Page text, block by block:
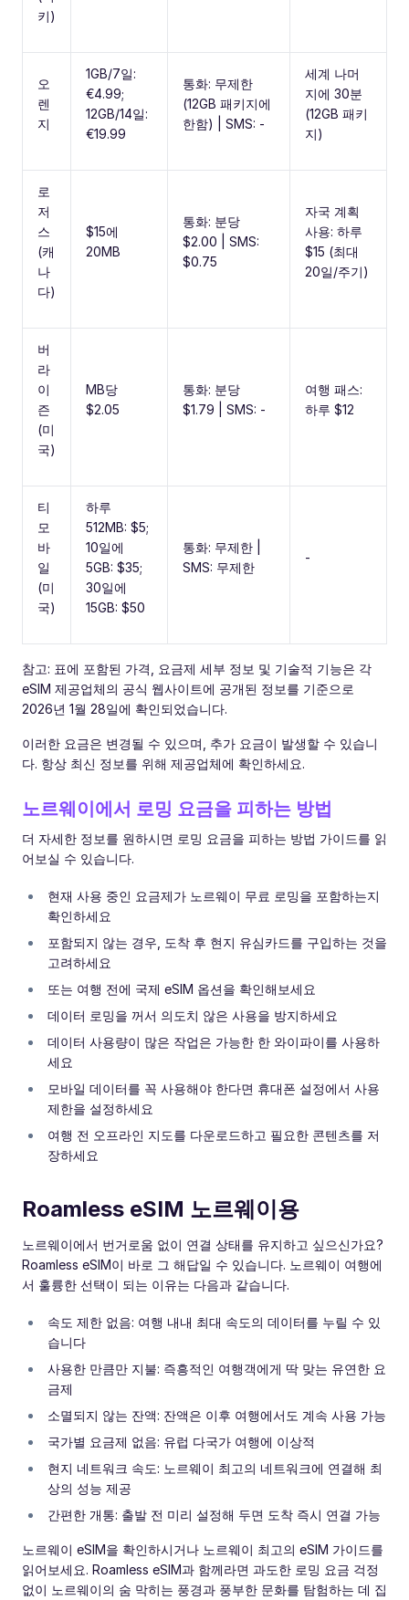
키)
오
렌
지
1GB/7일:
€4.99;
12GB/14일:
€19.99
통화: 무제한
(12GB 패키지에
한함) | SMS: -
세계 나머
지에 30분
(12GB 패키
지)
로
저
스
(캐
나
다)
$15에
20MB
통화: 분당
$2.00 | SMS:
$0.75
자국 계획
사용: 하루
$15 (최대
20일/주기)
버
라
이
즌
(미
국)
MB당
$2.05
통화: 분당
$1.79 | SMS: -
여행 패스:
하루 $12
티
모
바
일
(미
국)
하루
512MB: $5;
10일에
5GB: $35;
30일에
15GB: $50
통화: 무제한 |
SMS: 무제한
-
참고: 표에 포함된 가격, 요금제 세부 정보 및 기술적 기능은 각
eSIM 제공업체의 공식 웹사이트에 공개된 정보를 기준으로
2026년 1월 28일에 확인되었습니다.
이러한 요금은 변경될 수 있으며, 추가 요금이 발생할 수 있습니
다. 항상 최신 정보를 위해 제공업체에 확인하세요.
노르웨이에서 로밍 요금을 피하는 방법
더 자세한 정보를 원하시면 로밍 요금을 피하는 방법 가이드를 읽
어보실 수 있습니다.
현재 사용 중인 요금제가 노르웨이 무료 로밍을 포함하는지
확인하세요
포함되지 않는 경우, 도착 후 현지 유심카드를 구입하는 것을
고려하세요
또는 여행 전에 국제 eSIM 옵션을 확인해보세요
데이터 로밍을 꺼서 의도치 않은 사용을 방지하세요
데이터 사용량이 많은 작업은 가능한 한 와이파이를 사용하
세요
모바일 데이터를 꼭 사용해야 한다면 휴대폰 설정에서 사용
제한을 설정하세요
여행 전 오프라인 지도를 다운로드하고 필요한 콘텐츠를 저
장하세요
Roamless eSIM 노르웨이용
노르웨이에서 번거로움 없이 연결 상태를 유지하고 싶으신가요?
Roamless eSIM이 바로 그 해답일 수 있습니다. 노르웨이 여행에
서 훌륭한 선택이 되는 이유는 다음과 같습니다.
속도 제한 없음: 여행 내내 최대 속도의 데이터를 누릴 수 있
습니다
사용한 만큼만 지불: 즉흥적인 여행객에게 딱 맞는 유연한 요
금제
소멸되지 않는 잔액: 잔액은 이후 여행에서도 계속 사용 가능
국가별 요금제 없음: 유럽 다국가 여행에 이상적
현지 네트워크 속도: 노르웨이 최고의 네트워크에 연결해 최
상의 성능 제공
간편한 개통: 출발 전 미리 설정해 두면 도착 즉시 연결 가능
노르웨이 eSIM을 확인하시거나 노르웨이 최고의 eSIM 가이드를
읽어보세요. Roamless eSIM과 함께라면 과도한 로밍 요금 걱정
없이 노르웨이의 숨 막히는 풍경과 풍부한 문화를 탐험하는 데 집